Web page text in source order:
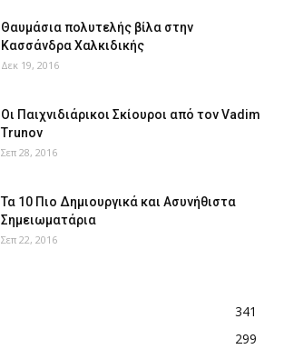
Θαυμάσια πολυτελής βίλα στην
Κασσάνδρα Χαλκιδικής
Δεκ 19, 2016
Οι Παιχνιδιάρικοι Σκίουροι από τον Vadim
Trunov
Σεπ 28, 2016
Τα 10 Πιο Δημιουργικά και Ασυνήθιστα
Σημειωματάρια
Σεπ 22, 2016
341
299